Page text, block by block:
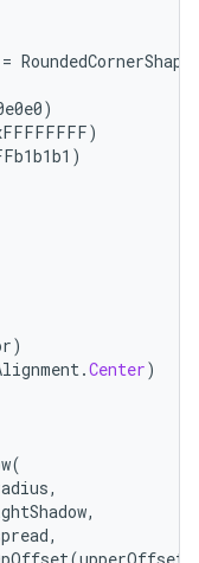
= RoundedCornerShape
)
)
)
)
.Center)
(
,
,
,
(upperOffset